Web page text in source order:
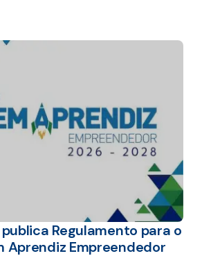
Regulamento para o
Aprendiz Empreendedor